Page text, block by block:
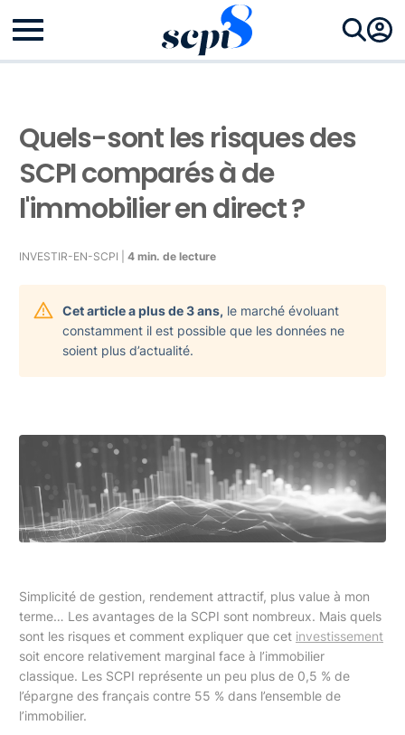
Quels-sont les risques des
SCPI comparés à de
l'immobilier en direct ?
INVESTIR-EN-SCPI | 4 min. de lecture
Cet article a plus de 3 ans, le marché évoluant
constamment il est possible que les données ne
soient plus d’actualité.
Simplicité de gestion, rendement attractif, plus value à mon
terme… Les avantages de la SCPI sont nombreux. Mais quels
sont les risques et comment expliquer que cet investissement
soit encore relativement marginal face à l’immobilier
classique. Les SCPI représente un peu plus de 0,5 % de
l’épargne des français contre 55 % dans l’ensemble de
l’immobilier.